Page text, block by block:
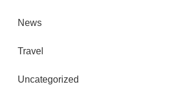
News
Travel
Uncategorized